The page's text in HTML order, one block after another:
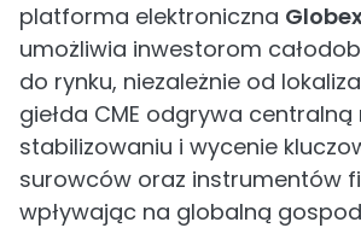
platforma elektroniczna
umożliwia inwestorom
do rynku, niezależnie od
giełda CME odgrywa centralną
stabilizowaniu i wycenie
surowców oraz instrumentów
wpływając na globalną